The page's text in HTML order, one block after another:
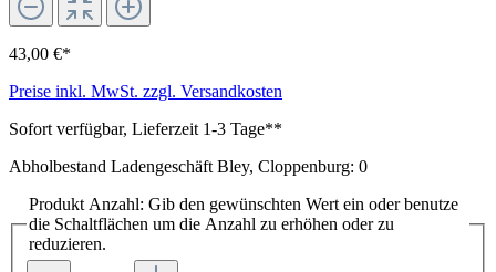
43,00 €*
Preise inkl. MwSt. zzgl. Versandkosten
Sofort verfügbar, Lieferzeit 1-3 Tage**
Abholbestand Ladengeschäft Bley, Cloppenburg: 0
Produkt Anzahl: Gib den gewünschten Wert ein oder benutze
die Schaltflächen um die Anzahl zu erhöhen oder zu
reduzieren.